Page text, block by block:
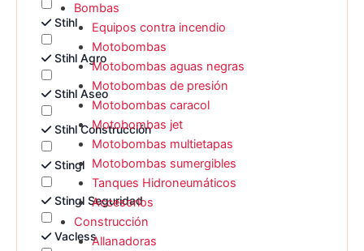
Stihl
Stihl Agro
Stihl Aseo
Stihl Construcción
Stingl
Stingl Seguridad
Vacless
Bombas
Equipos contra incendio
Motobombas
Motobombas aguas negras
Motobombas de presión
Motobombas caracol
Motobombas jet
Motobombas multietapas
Motobombas sumergibles
Tanques Hidroneumáticos
Accesorios
Construcción
Allanadoras